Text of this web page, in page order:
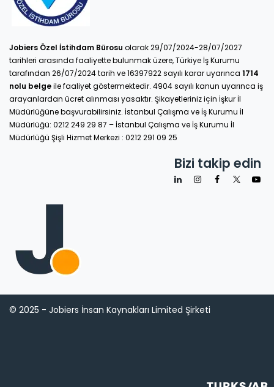
Jobiers Özel İstihdam Bürosu olarak 29/07/2024-28/07/2027
tarihleri arasında faaliyette bulunmak üzere, Türkiye İş Kurumu
tarafından 26/07/2024 tarih ve 16397922 sayılı karar uyarınca 1714
nolu belgeile faaliyet göstermektedir. 4904 sayılı kanun uyarınca iş
arayanlardan ücret alınması yasaktır. Şikayetleriniz için İşkur İl
Müdürlüğüne başvurabilirsiniz. İstanbul Çalışma ve İş Kurumu İl
Müdürlüğü: 0212 249 29 87 – İstanbul Çalışma ve İş Kurumu İl
Müdürlüğü Şişli Hizmet Merkezi : 0212 291 09 25
Bizi takip edin
© 2025 - Jobiers İnsan Kaynakları Limited Şirketi